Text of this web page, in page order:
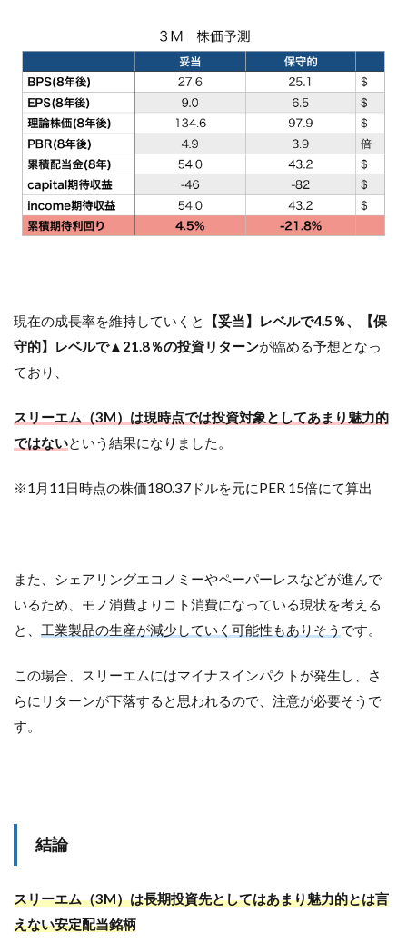
現在の成長率を維持していくと
【妥当】レベルで4.5％、【保
守的】レベルで▲21.8％の投資リターンが臨める予想となっ
ており、
スリーエム（3M）は現時点では投資対象としてあまり魅力的
ではないという結果になりました。
※1月11日時点の株価180.37ドルを元にPER 15倍にて算出
また、シェアリングエコノミーやペーパーレスなどが進んで
いるため、モノ消費よりコト消費になっている現状を考える
と、 工業製品の生産が減少していく可能性もありそう です。
この場合、スリーエムにはマイナスインパクトが発生し、さ
らにリターンが下落すると思われるので、注意が必要そうで
す。
結論
スリーエム（3M）は長期投資先としてはあまり魅力的とは言
えない安定配当銘柄